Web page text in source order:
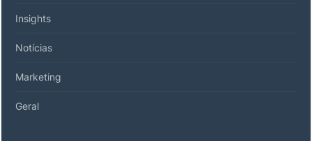
Insights
Notícias
Marketing
Geral